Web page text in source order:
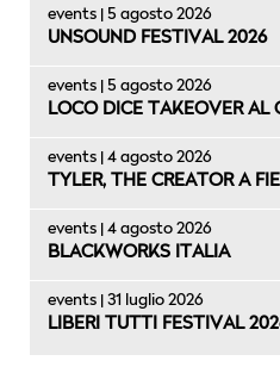
events | 5 agosto 2026
UNSOUND FESTIVAL 2026
events | 5 agosto 2026
LOCO DICE TAKEOVER AL
events | 4 agosto 2026
TYLER, THE CREATOR A
events | 4 agosto 2026
BLACKWORKS ITALIA
events | 31 luglio 2026
LIBERI TUTTI FESTIVAL